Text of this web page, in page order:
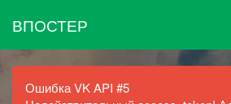
ВПОСТЕР
Ошибка VK API #5